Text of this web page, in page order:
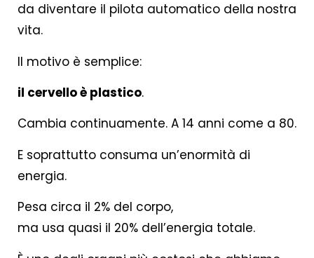
da diventare il pilota automatico della nostra
vita.
Il motivo è semplice:
il cervello è plastico.
Cambia continuamente. A 14 anni come a 80.
E soprattutto consuma un’enormità di
energia.
Pesa circa il 2% del corpo,
ma usa quasi il 20% dell’energia totale.